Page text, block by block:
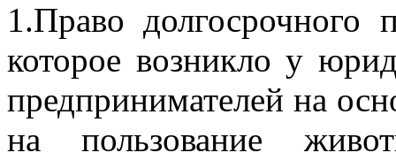
1.Право долгосрочного
которое возникло у
предпринимателей на
на пользование